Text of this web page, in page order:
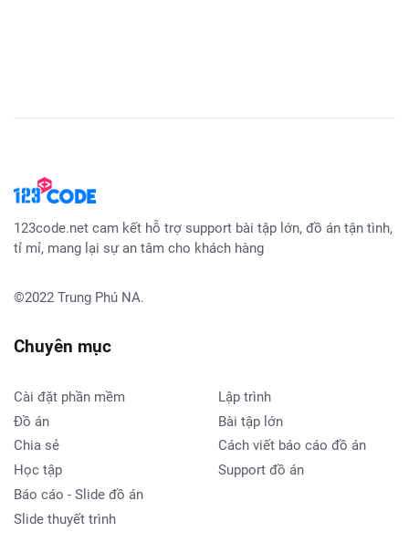
123code.net cam kết hỗ trợ support bài tập lớn, đồ án tận tình,
tỉ mỉ, mang lại sự an tâm cho khách hàng
©2022 Trung Phú NA.
Chuyên mục
Cài đặt phần mềm
Đồ án
Chia sẻ
Học tập
Báo cáo - Slide đồ án
Slide thuyết trình
Lập trình
Bài tập lớn
Cách viết báo cáo đồ án
Support đồ án